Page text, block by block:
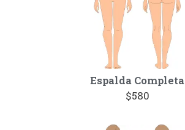
Espalda Completa
$580